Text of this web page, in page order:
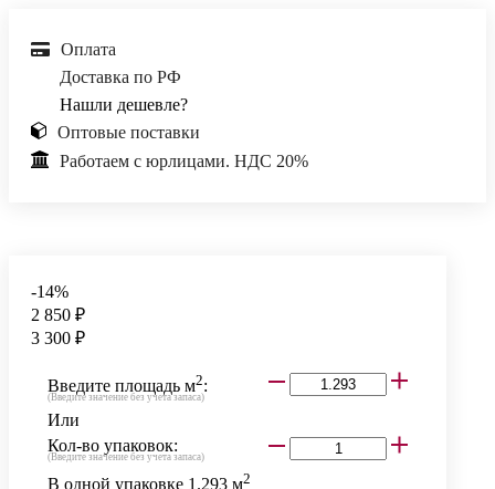
Оплата
Доставка по РФ
Нашли дешевле?
Оптовые поставки
Работаем с юрлицами. НДС 20%
-14%
2 850 ₽
3 300 ₽
Введите площадь м2:
(Введите значение без учета запаса)
Или
Кол-во упаковок:
(Введите значение без учета запаса)
В одной упаковке 1.293 м2